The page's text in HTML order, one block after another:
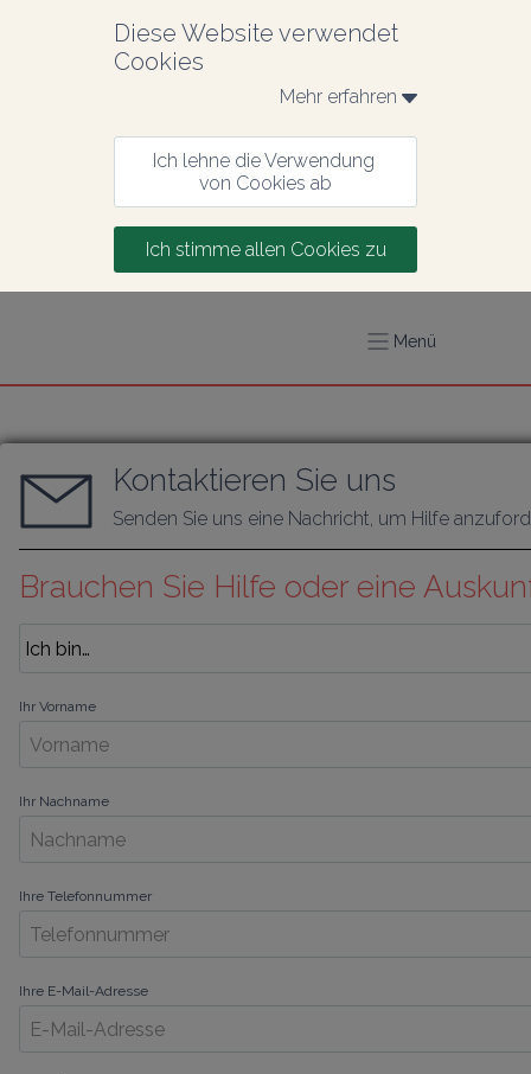
Diese Website verwendet
Cookies
Mehr erfahren
Ich lehne die Verwendung
von Cookies ab
Ich stimme allen Cookies zu
Menü
Kontaktieren Sie uns
Senden Sie uns eine Nachricht, um Hilfe
Brauchen Sie Hilfe oder eine
Ihr Vorname
Ihr Nachname
Ihre Telefonnummer
Ihre E-Mail-Adresse